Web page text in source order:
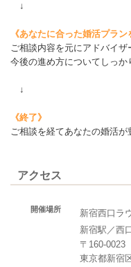
↓
《あなたに合った婚活プラン
ご相談内容を元にアドバイザ
今後の進め方についてしっか
↓
《終了》
ご相談を経てあなたの婚活が
アクセス
開催場所
新宿西口ラ
新宿駅／西
〒160-0023
東京都新宿